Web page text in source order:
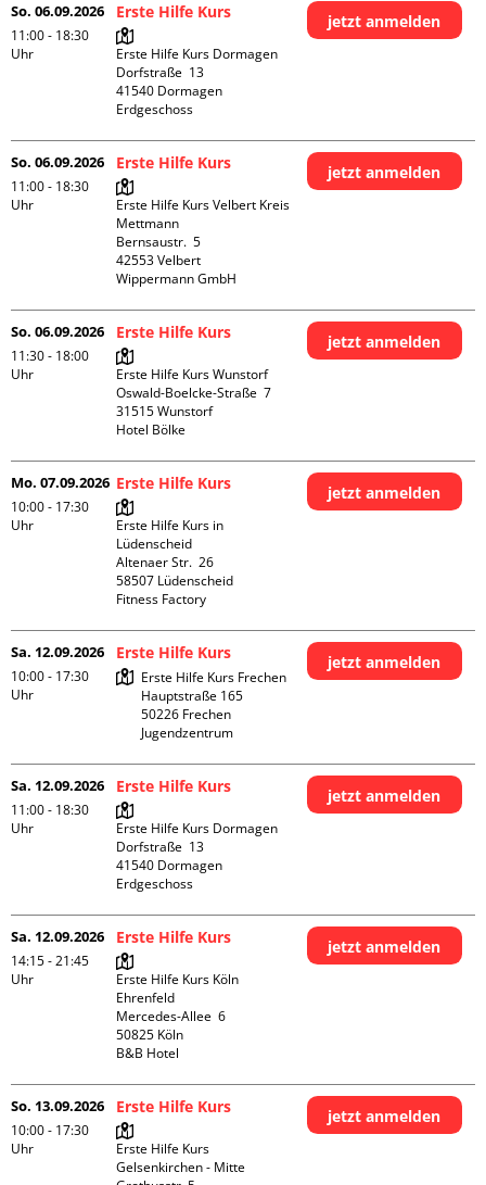
So. 06.09.2026
11:00 - 18:30
Uhr
Erste Hilfe Kurs
Erste Hilfe Kurs Dormagen
Dorfstraße  13
41540 Dormagen
Erdgeschoss
jetzt anmelden
So. 06.09.2026
11:00 - 18:30
Uhr
Erste Hilfe Kurs
Erste Hilfe Kurs Velbert Kreis
Mettmann
Bernsaustr.  5
42553 Velbert
Wippermann GmbH
jetzt anmelden
So. 06.09.2026
11:30 - 18:00
Uhr
Erste Hilfe Kurs
Erste Hilfe Kurs Wunstorf
Oswald-Boelcke-Straße  7
31515 Wunstorf
Hotel Bölke
jetzt anmelden
Mo. 07.09.2026
10:00 - 17:30
Uhr
Erste Hilfe Kurs
Erste Hilfe Kurs in
Lüdenscheid
Altenaer Str.  26
58507 Lüdenscheid
Fitness Factory
jetzt anmelden
Sa. 12.09.2026
10:00 - 17:30
Uhr
Erste Hilfe Kurs
Erste Hilfe Kurs Frechen
Hauptstraße 165
50226 Frechen
Jugendzentrum
jetzt anmelden
Sa. 12.09.2026
11:00 - 18:30
Uhr
Erste Hilfe Kurs
Erste Hilfe Kurs Dormagen
Dorfstraße  13
41540 Dormagen
Erdgeschoss
jetzt anmelden
Sa. 12.09.2026
14:15 - 21:45
Uhr
Erste Hilfe Kurs
Erste Hilfe Kurs Köln
Ehrenfeld
Mercedes-Allee  6
50825 Köln
B&B Hotel
jetzt anmelden
So. 13.09.2026
10:00 - 17:30
Uhr
Erste Hilfe Kurs
Erste Hilfe Kurs
Gelsenkirchen - Mitte
jetzt anmelden